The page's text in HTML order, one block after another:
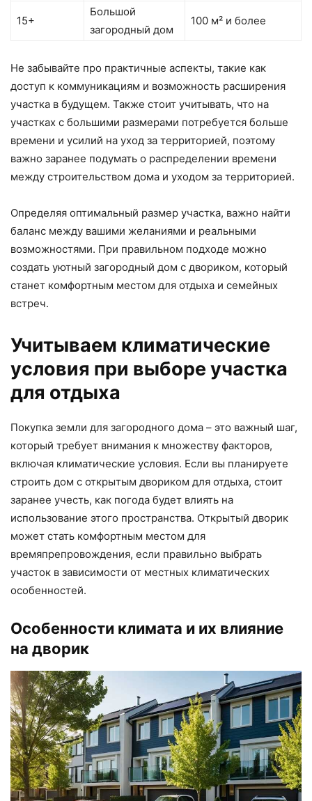
15+
Большой
загородный дом
100 м² и более
Не забывайте про практичные аспекты, такие как
доступ к коммуникациям и возможность расширения
участка в будущем. Также стоит учитывать, что на
участках с большими размерами потребуется больше
времени и усилий на уход за территорией, поэтому
важно заранее подумать о распределении времени
между строительством дома и уходом за территорией.
Определяя оптимальный размер участка, важно найти
баланс между вашими желаниями и реальными
возможностями. При правильном подходе можно
создать уютный загородный дом с двориком, который
станет комфортным местом для отдыха и семейных
встреч.
Учитываем климатические
условия при выборе участка
для отдыха
Покупка земли для загородного дома – это важный шаг,
который требует внимания к множеству факторов,
включая климатические условия. Если вы планируете
строить дом с открытым двориком для отдыха, стоит
заранее учесть, как погода будет влиять на
использование этого пространства. Открытый дворик
может стать комфортным местом для
времяпрепровождения, если правильно выбрать
участок в зависимости от местных климатических
особенностей.
Особенности климата и их влияние
на дворик